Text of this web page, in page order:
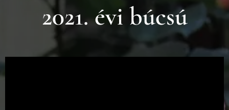
2021. évi búcsú